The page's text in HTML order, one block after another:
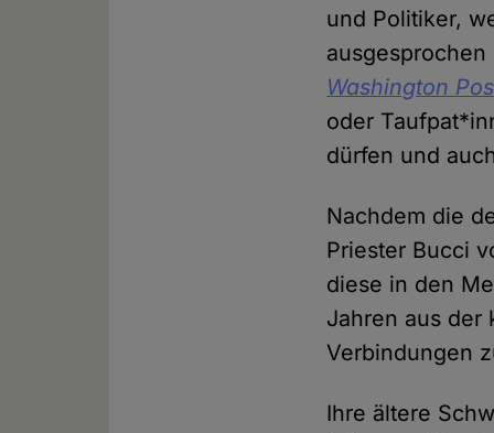
und Politiker,
Washington
oder
dürfen und
Nachdem die
Priester Bucci
diese in den
Jahren aus der
Verbindungen
Ihre ältere